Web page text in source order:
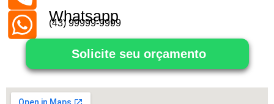
Whatsapp
(43) 99999-9999
Solicite seu orçamento